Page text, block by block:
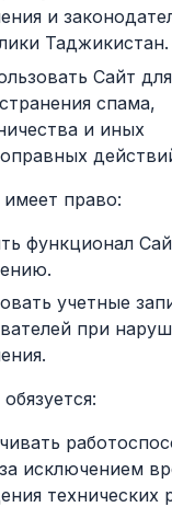
и
Таджикистан.
Сайт для
спама,
и иных
право:
функционал
учетные
при
исключением
технических